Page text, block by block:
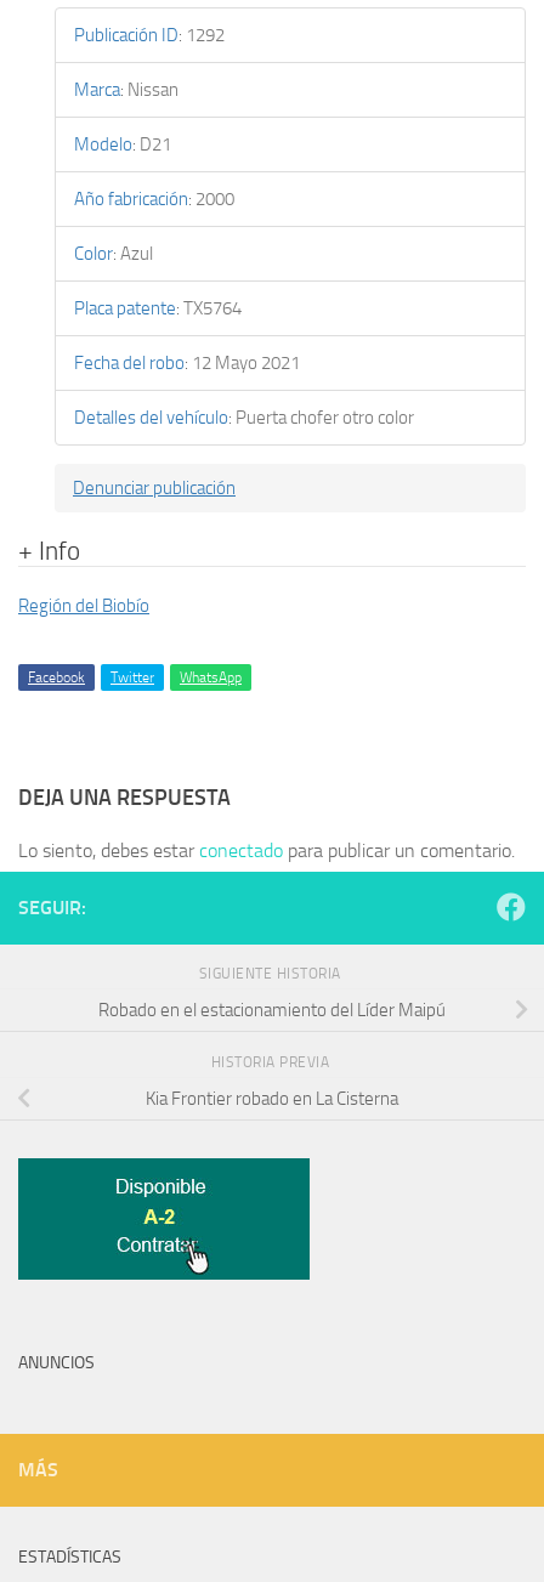
Publicación ID: 1292
Marca: Nissan
Modelo: D21
Año fabricación: 2000
Color: Azul
Placa patente: TX5764
Fecha del robo: 12 Mayo 2021
Detalles del vehículo: Puerta chofer otro color
Denunciar publicación
+ Info
Región del Biobío
Facebook Twitter WhatsApp
DEJA UNA RESPUESTA
Lo siento, debes estarconectado para publicar un comentario.
SEGUIR:
SIGUIENTE HISTORIA
Robado en el estacionamiento del Líder Maipú
HISTORIA PREVIA
Kia Frontier robado en La Cisterna
ANUNCIOS
MÁS
ESTADÍSTICAS